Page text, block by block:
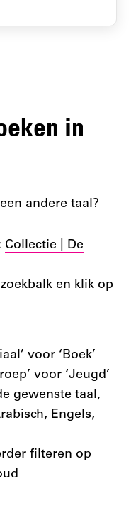
in
andere taal?
Collectie | De
en klik op
voor ‘Boek’
voor ‘Jeugd’
gewenste taal,
Engels,
filteren op